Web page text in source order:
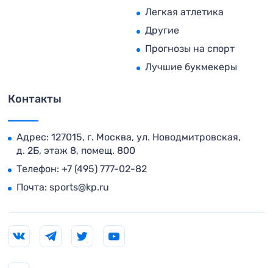
Легкая атлетика
Другие
Прогнозы на спорт
Лучшие букмекеры
Контакты
Адрес: 127015, г. Москва, ул. Новодмитровская,
д. 2Б, этаж 8, помещ. 800
Телефон: +7 (495) 777-02-82
Почта: sports@kp.ru